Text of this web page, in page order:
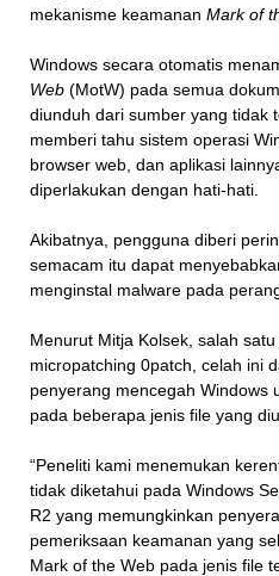
mekanisme keamanan Mark of
Windows secara otomatis
Web (MotW) pada semua
diunduh dari sumber yang tidak
memberi tahu sistem operasi
browser web, dan aplikasi
diperlakukan dengan hati-hati.
Akibatnya, pengguna diberi
semacam itu dapat
menginstal malware pada
Menurut Mitja Kolsek, salah
micropatching 0patch, celah ini
penyerang mencegah Windows
pada beberapa jenis file yang
“Peneliti kami menemukan
tidak diketahui pada Windows
R2 yang memungkinkan
pemeriksaan keamanan yang
Mark of the Web pada jenis file